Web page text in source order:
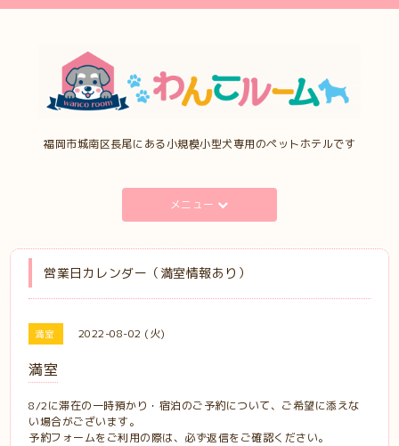
福岡市城南区長尾にある小規模小型犬専用のペットホテルです
メニュー
営業日カレンダー（満室情報あり）
満室 2022-08-02 (火)
満室
8/2に滞在の一時預かり・宿泊のご予約について、ご希望に添えな
い場合がございます。
予約フォームをご利用の際は、必ず返信をご確認ください。